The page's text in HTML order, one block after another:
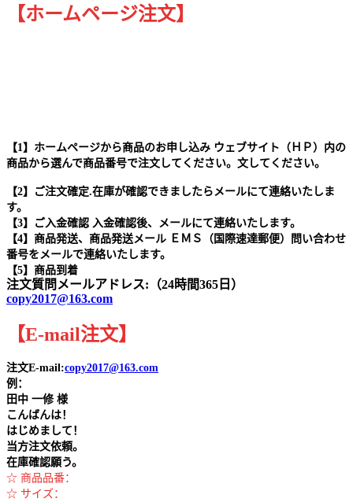
【ホームページ注文】
【1】ホームページから商品のお申し込み ウェブサイト（ＨＰ）内の
商品から選んで商品番号で注文してください。文してください。
【2】ご注文確定.在庫が確認できましたらメールにて連絡いたしま
す。
【3】ご入金確認 入金確認後、メールにて連絡いたします。
【4】商品発送、商品発送メール ＥＭＳ（国際速達郵便）問い合わせ
番号をメールで連絡いたします。
【5】商品到着
注文質問メールアドレス:（24時間365日）
copy2017@163.com
【E-mail注文】
注文E-mail:copy2017@163.com
例：
田中 一修 様
こんばんは！
はじめまして！
当方注文依頼。
在庫確認願う。
☆ 商品品番：
☆ サイズ：